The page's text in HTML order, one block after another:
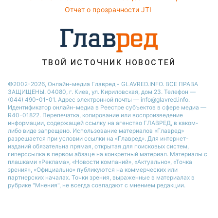
Филипп Киркоров
Отчет о прозрачности JTI
ТВОЙ ИСТОЧНИК НОВОСТЕЙ
©2002-2026, Онлайн-медиа Главред - GLAVRED.INFO. ВСЕ ПРАВА
ЗАЩИЩЕНЫ. 04080, г. Киев, ул. Кириловская, дом 23. Телефон —
(044) 490-01-01. Адрес электронной почты — info@glavred.info.
Идентификатор онлайн-медиа в Реестре cубъектов в сфере медиа —
R40-01822. Перепечатка, копирование или воспроизведение
информации, содержащей ссылку на агенство ГЛАВРЕД, в каком-
либо виде запрещено. Использование материалов «Главред»
разрешается при условии ссылки на «Главред». Для интернет-
изданий обязательна прямая, открытая для поисковых систем,
гиперссылка в первом абзаце на конкретный материал. Материалы с
плашками «Реклама», «Новости компаний», «Актуально», «Точка
зрения», «Официально» публикуются на коммерческих или
партнерских началах. Точки зрения, выраженные в материалах в
рубрике "Мнения", не всегда совпадают с мнением редакции.